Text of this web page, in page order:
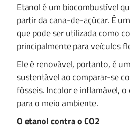
Etanol é um biocombustível
partir da cana-de-açúcar. É
que pode ser utilizada como
principalmente para veículos
Ele é renovável, portanto, é
sustentável ao comparar-se
fósseis. Incolor e inflamável,
para o meio ambiente.
O etanol contra o CO2